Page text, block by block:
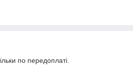
по передоплаті.